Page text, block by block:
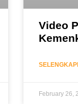
Video
February 26,